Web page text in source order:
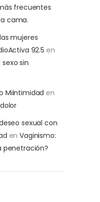
frecuentes
cama.
mujeres
92.5 en
sin
Miintimidad en
sexual con
enVaginismo:
penetración?